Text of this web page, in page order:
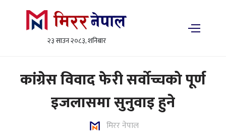
२३ साउन २०८३, शनिबार
कांग्रेस विवाद फेरी सर्वोच्चको पूर्ण
इजलासमा सुनुवाइ हुने
मिरर नेपाल